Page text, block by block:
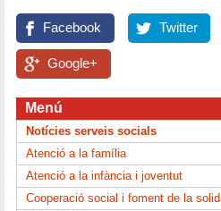
Facebook Twitter
Google+
Menú
Notícies serveis socials
Atenció a la família
Atenció a la infància i joventut
Cooperació social i foment de la